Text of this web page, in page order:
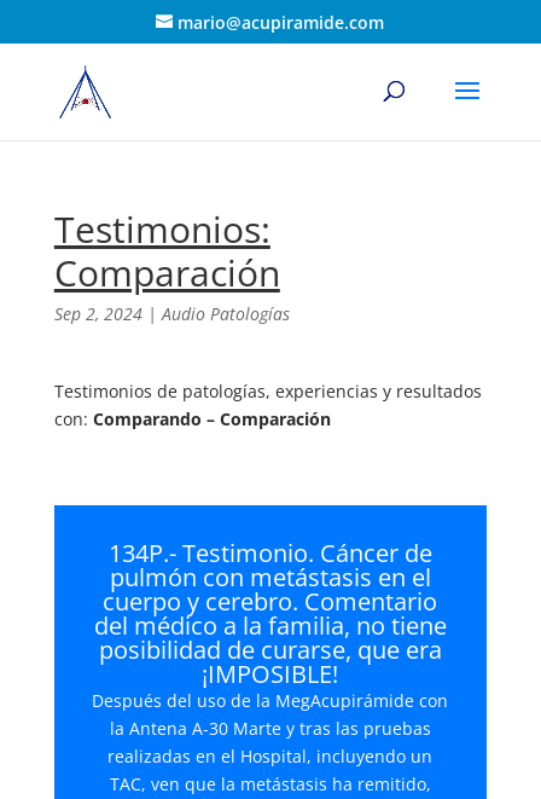
mario@acupiramide.com
Testimonios:
Comparación
Sep 2, 2024|Audio Patologías
Testimonios de patologías, experiencias y resultados
con: Comparando – Comparación
134P.- Testimonio. Cáncer de
pulmón con metástasis en el
cuerpo y cerebro. Comentario
del médico a la familia, no tiene
posibilidad de curarse, que era
¡IMPOSIBLE!
Después del uso de la MegAcupirámide con
la Antena A-30 Marte y tras las pruebas
realizadas en el Hospital, incluyendo un
TAC, ven que la metástasis ha remitido,